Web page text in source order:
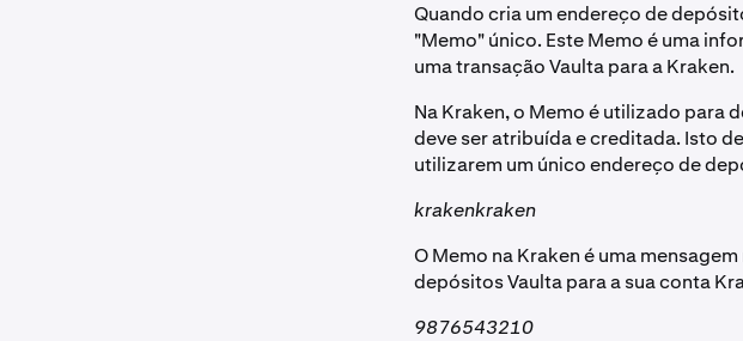
Quando cria um endereço de
"Memo" único. Este Memo é uma
uma transação Vaulta para a Kraken.
Na Kraken, o Memo é utilizado para
deve ser atribuída e creditada. Isto
utilizarem um único endereço de
krakenkraken
O Memo na Kraken é uma
depósitos Vaulta para a sua conta
9876543210